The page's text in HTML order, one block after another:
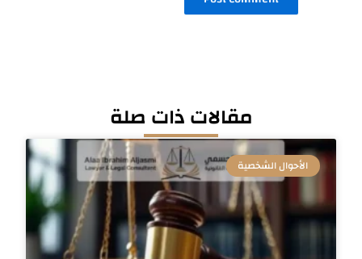
مقالات ذات صلة
الأحوال الشخصية